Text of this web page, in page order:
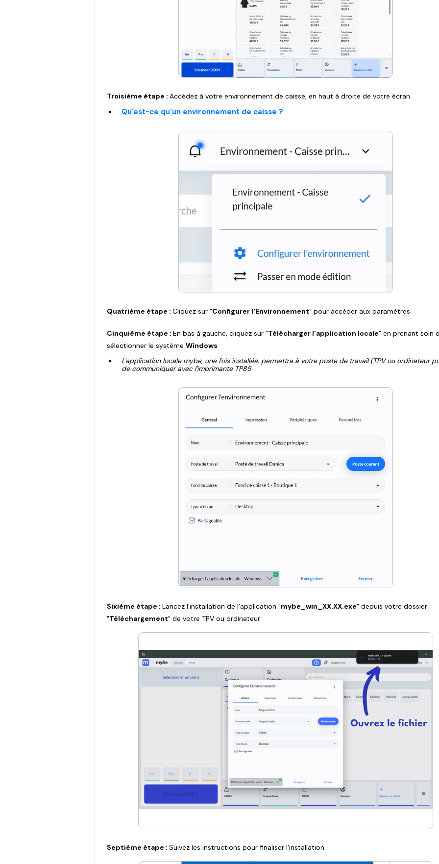
Troisième étape : Accédez à votre environnement de caisse, en haut à droite de votre écran
Qu'est-ce qu'un environnement de caisse ?
Quatrième étape : Cliquez sur "Configurer l'Environnement" pour accéder aux paramètres
Cinquième étape : En bas à gauche, cliquez sur "Télécharger l'application locale" en prenant soin
sélectionner le système Windows
L'application locale mybe, une fois installée, permettra à votre poste de travail (TPV ou ordinateur
de communiquer avec l'imprimante TP85
Sixième étape : Lancez l'installation de l'application "mybe_win_XX.XX.exe" depuis votre dossier
"Téléchargement" de votre TPV ou ordinateur
Septième étape : Suivez les instructions pour finaliser l'installation